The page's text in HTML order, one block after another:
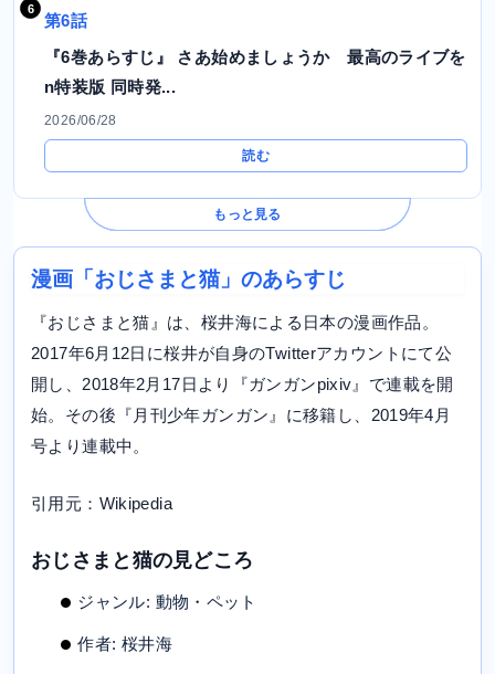
第6話
『6巻あらすじ』 さあ始めましょうか 最高のライブを
n特装版 同時発...
2026/06/28
読む
もっと見る
漫画「おじさまと猫」のあらすじ
『おじさまと猫』は、桜井海による日本の漫画作品。
2017年6月12日に桜井が自身のTwitterアカウントにて公
開し、2018年2月17日より『ガンガンpixiv』で連載を開
始。その後『月刊少年ガンガン』に移籍し、2019年4月
号より連載中。
引用元：Wikipedia
おじさまと猫の見どころ
ジャンル: 動物・ペット
作者: 桜井海